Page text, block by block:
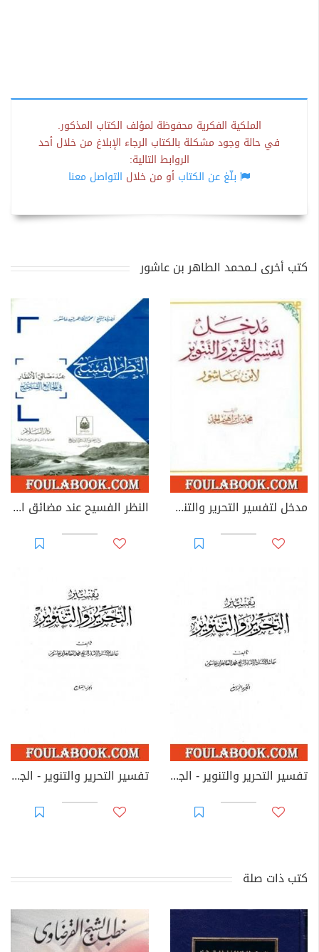
الملكية الفكرية محفوظة لمؤلف الكتاب المذكور.
في حالة وجود مشكلة بالكتاب الرجاء الإبلاغ من خلال أحد
الروابط التالية:
بلّغ عن الكتاب أو من خلال التواصل معنا
كتب أخرى لـمحمد الطاهر بن عاشور
مدخل لتفسير التحرير والتنوير النظر الفسيح عند مضائق الأنظار في الجامع الصحيح
تفسير التحرير والتنوير - الجزء الرابع تفسير التحرير والتنوير - الجزء السابع
كتب ذات صلة